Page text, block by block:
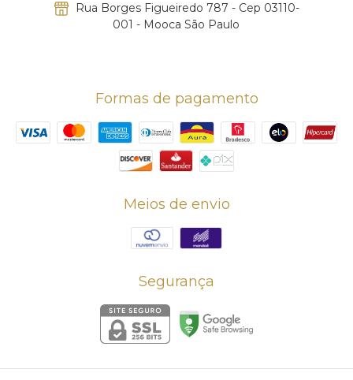
Rua Borges Figueiredo 787 - Cep 03110-
001 - Mooca São Paulo
Formas de pagamento
Meios de envio
Segurança